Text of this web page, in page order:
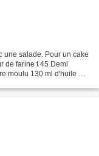
une salade. Pour un cake
de farine t 45 Demi
moulu 130 ml d'huile de